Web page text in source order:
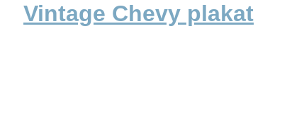
Vintage Chevy plakat